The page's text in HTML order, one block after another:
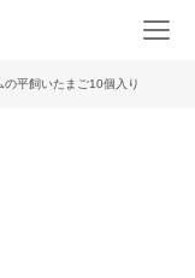
の平飼いたまご10個入り